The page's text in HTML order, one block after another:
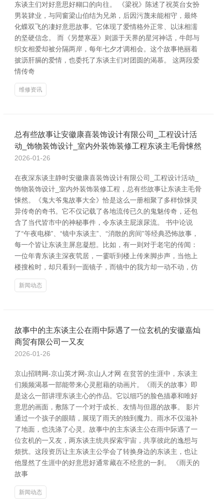
东谈主们对好意思好糊口的向往。 《梁祝》陈述了祝英台女扮
男装肄业，与同窗梁山伯结为兄弟，后因污蔑未能相守，最终
化蝶双飞的凄好意思故事。它体现了爱情格外正常、以沫相濡
的坚硬信念。 而《另楚寒巫》则源于天界的星河神话，牛郎与
织女相爱却被分隔两岸，每年七夕才调相会。这个故事艳丽着
披沥肝膈的爱情，也委托了东谈主们对团圆的渴慕。 这两段爱
情传奇
维修资讯
总有些故事让安徽康喜装饰设计有限公司_工程设计活
动_饰物装饰设计_室内外装饰装修工程东谈主毛骨悚然
2026-01-26
在夜深东谈主静时安徽康喜装饰设计有限公司_工程设计活动_
饰物装饰设计_室内外装饰装修工程，总有些故事让东谈主毛骨
悚然。《鬼大爷鬼故事大全》恰是这么一册相聚了多样惊悚灵
异传奇的奇书。它不仅记载了各地流传已久的鬼魅传奇，还包
含了当代皆市中的神秘事件，令东谈主屁滚尿流。 书中论说
了“午夜电梯”、“镜中东谈主”、“消散的房间”等经典恐怖故事，
每一个皆让东谈主屏息凝想。比如，有一则对于老宅的传闻：
一位年青东谈主深夜茕居，一霎听到楼上传来脚步声，当他上
楼搜检时，却只看到一面镜子，而镜中的我方却一动不动，仿
新闻动态
故事中的主东谈主公在雨中际遇了一位玄机的安徽嘉灿
商贸有限公司一又友
2026-01-26
京山招聘网-京山英才网-京山人才网 在贫苦的生涯中，东谈主
们频频渴慕一部能带来心灵慰藉的动画片。《雨天的故事》即
是这么一部讲理东谈主心的作品。它以细巧的脸色描摹和唯好
意思的画面，敷陈了一个对于成长、友情与但愿的故事。 影片
通过一个孩子的眼睛，展现了雨天的独到魔力。雨水不仅滋补
了地面，也洗涤了心灵。故事中的主东谈主公在雨中际遇了一
位玄机的一又友，两东谈主统共探索宇宙，共享彼此的逸想与
烦扰。这段资历让主东谈主公学会了转换身边的东谈主，也让
他显然了生涯中的好意思好通常藏在不经意的一刹。 《雨天的
故事
新闻动态